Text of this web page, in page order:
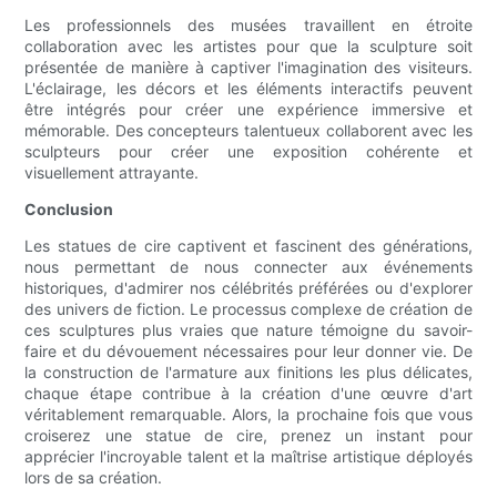
Les professionnels des musées travaillent en étroite
collaboration avec les artistes pour que la sculpture soit
présentée de manière à captiver l'imagination des visiteurs.
L'éclairage, les décors et les éléments interactifs peuvent
être intégrés pour créer une expérience immersive et
mémorable. Des concepteurs talentueux collaborent avec les
sculpteurs pour créer une exposition cohérente et
visuellement attrayante.
Conclusion
Les statues de cire captivent et fascinent des générations,
nous permettant de nous connecter aux événements
historiques, d'admirer nos célébrités préférées ou d'explorer
des univers de fiction. Le processus complexe de création de
ces sculptures plus vraies que nature témoigne du savoir-
faire et du dévouement nécessaires pour leur donner vie. De
la construction de l'armature aux finitions les plus délicates,
chaque étape contribue à la création d'une œuvre d'art
véritablement remarquable. Alors, la prochaine fois que vous
croiserez une statue de cire, prenez un instant pour
apprécier l'incroyable talent et la maîtrise artistique déployés
lors de sa création.